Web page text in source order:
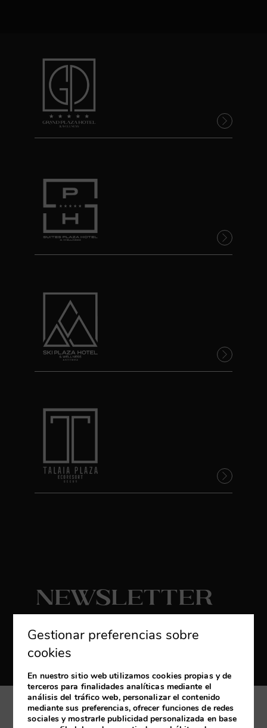
Newsletter
Reciba las últimas novedades y promociones
exclusivas
Mi reserva
Gestionar preferencias sobre
cookies
En nuestro sitio web utilizamos cookies propias y de
terceros para finalidades analíticas mediante el
análisis del tráfico web, personalizar el contenido
mediante sus preferencias, ofrecer funciones de redes
sociales y mostrarle publicidad personalizada en base